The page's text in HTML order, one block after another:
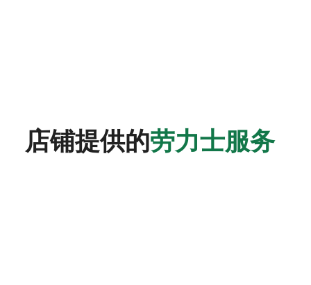
店铺提供的劳力士服务